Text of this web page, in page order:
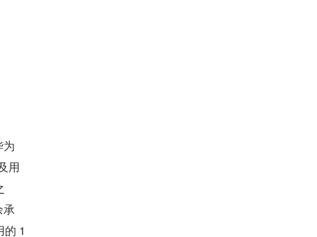
为
用
承
1